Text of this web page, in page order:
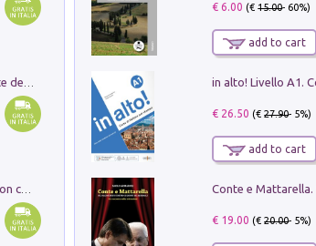
I monumenti funerari del Lazio antico. Con cartella con tavole
€ 6.00 (€15.00- 60%)
add to cart
€ 26.50 (€27.90- 5%)
add to cart
€ 19.00 (€20.00- 5%)